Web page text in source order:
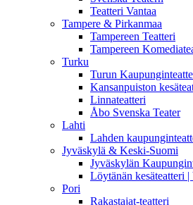
Teatteri Vantaa
Tampere & Pirkanmaa
Tampereen Teatteri
Tampereen
Turku
Turun
Kansanpuiston
Linnateatteri
Åbo Svenska Teater
Lahti
Lahden
Jyväskylä & Keski-Suomi
Jyväskylän
Löytänän kesäteatteri |
Pori
Rakastajat-teatteri